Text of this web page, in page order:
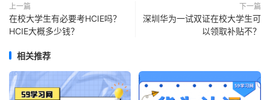
上一篇
在校大学生有必要考HCIE吗？
HCIE大概多少钱？
下一篇
深圳华为一试双证在校大学生可
以领取补贴不？
相关推荐